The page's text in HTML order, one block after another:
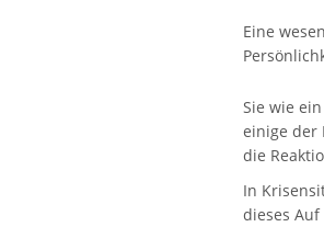
Eine
Sie wie
einige der
die
In
dieses Auf